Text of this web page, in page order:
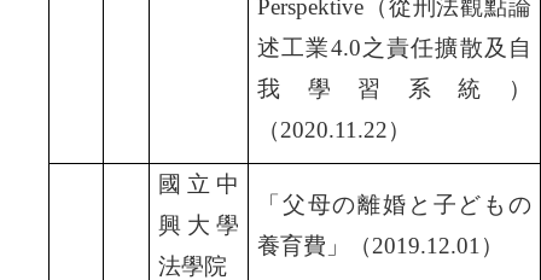
Perspektive （從刑法觀點論
述工業4.0之責任擴散及自
我學習系統）
（2020.11.22）
國立中
興大學
法學院
「父母の離婚と子どもの
養育費」（2019.12.01 ）